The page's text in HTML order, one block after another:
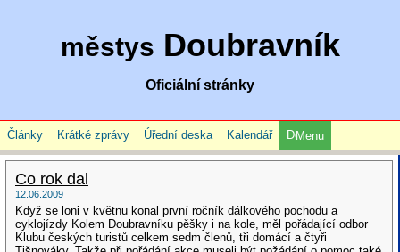
městys Doubravník
Oficiální stránky
Články Krátké zprávy Úřední deska Kalendář Menu
Co rok dal
12.06.2009
Když se loni v květnu konal první ročník dálkového pochodu a
cyklojízdy Kolem Doubravníku pěšky i na kole, měl pořádající odbor
Klubu českých turistů celkem sedm členů, tři domácí a čtyři